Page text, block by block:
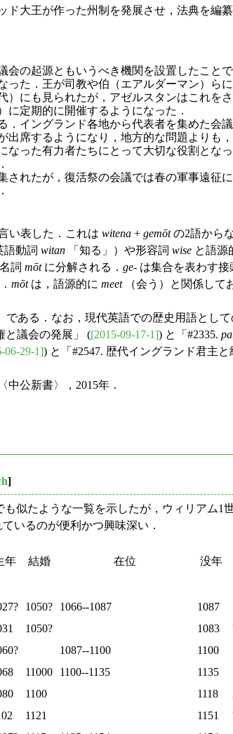
大王が作った州制を発展させ，法典を編
の起源ともいうべき機関を設置したこと
た．王が司教や伯（エアルダーマン）ら
にも見られたが，アゼルスタンはこれを
に定期的に開催するようになった．
イングランド各地から代表者を集めた会
席するようになり，地方的な問題よりも
った有力者たちにとって大切な役割とな
れたが，復活祭の会議では春の軍事遠征
い表した．これは witena + gemōtの2語から
語動詞 witan 「知る」）や形容詞 wise と語源
詞 mōtに分解される． ge- は集合を表わす
mōtは，語源的に meet（会う）と関係して
ある．なお，現代英語での歴史用語としての
と議会の発展」 ([2015-09-17-1]) と「#2335.
06-29-1]) と「#2547. 歴代イングランド君主
公新書〉，2015年．
]
も似たような一覧を示したが，ウィリアム1
いるのが便利かつ興味深い．
年 結婚 在位 没年
1050? 1066--1087
1087
1050? 1083
1087--1100
1100
11000 1100--1135
1135
1100 1118
1121 1151